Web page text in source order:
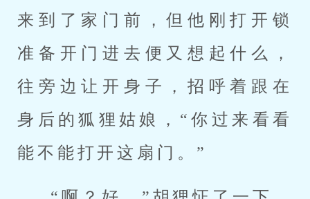
来到了家门前，但他刚打开锁
准备开门进去便又想起什么，
往旁边让开身子，招呼着跟在
身后的狐狸姑娘，“你过来看看
能不能打开这扇门。”